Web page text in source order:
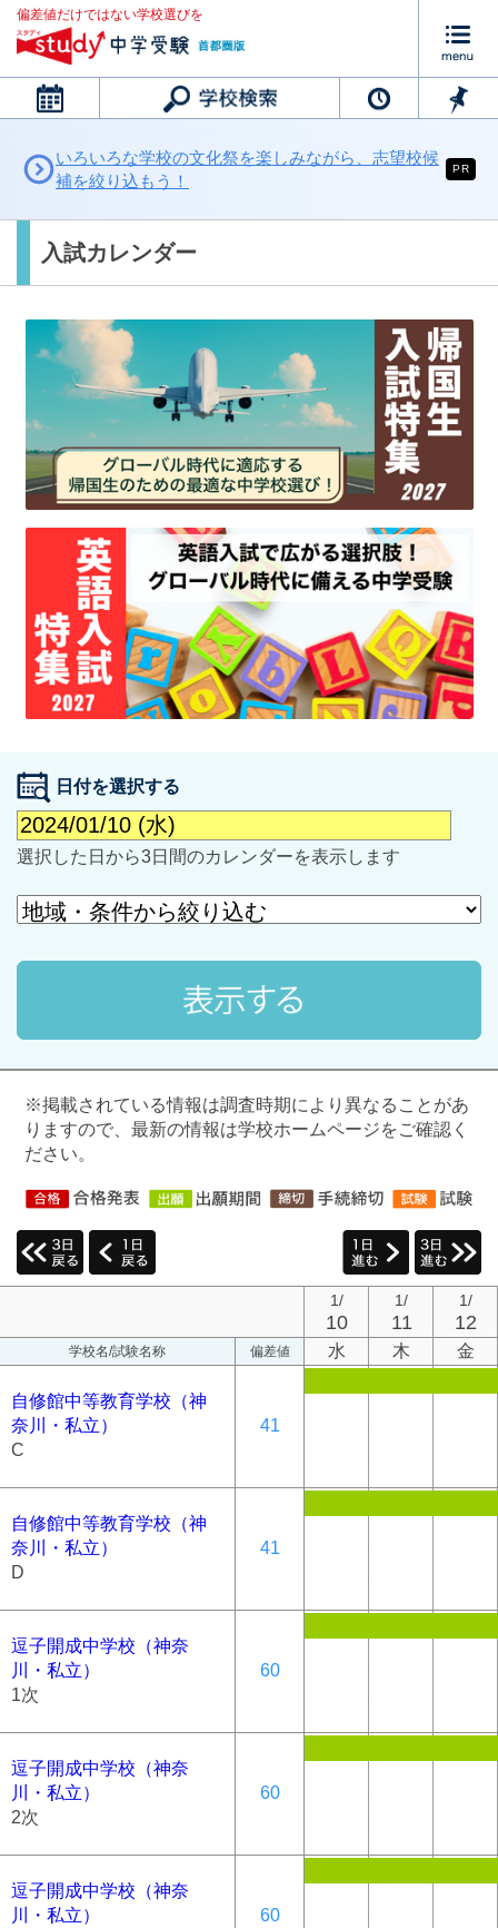
偏差値だけではない学校選びを
カレンダー
最近見た学校
学校閲覧履歴はありません
ブックマークした学校
ブックマークした学校はありません
いろいろな学校の文化祭を楽しみながら、志望校候
補を絞り込もう！
PR
入試カレンダー
日付を選択する
選択した日から3日間のカレンダーを表示します
※掲載されている情報は調査時期により異なることがあ
りますので、最新の情報は学校ホームページをご確認く
ださい。
1/
10
1/
11
1/
12
学校名/試験名称 偏差値 水 木 金
自修館中等教育学校（神
奈川・私立）
C
41
自修館中等教育学校（神
奈川・私立）
D
41
逗子開成中学校（神奈
川・私立）
1次
60
逗子開成中学校（神奈
川・私立）
2次
60
逗子開成中学校（神奈
川・私立）
60